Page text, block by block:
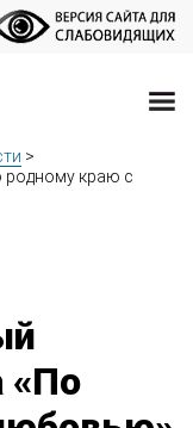
>
родному краю с
«По